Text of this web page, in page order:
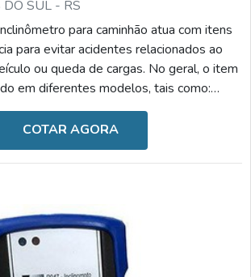
SUL - RS
para caminhão atua com itens
para evitar acidentes relacionados ao
ou queda de cargas. No geral, o item
em diferentes modelos, tais como:
reduz o risco de
ao caminhão, monitora os ângulos
inclinação, bloqueia a subida de caixa
inseguro e possui alarmes visuais e
COTAR AGORA